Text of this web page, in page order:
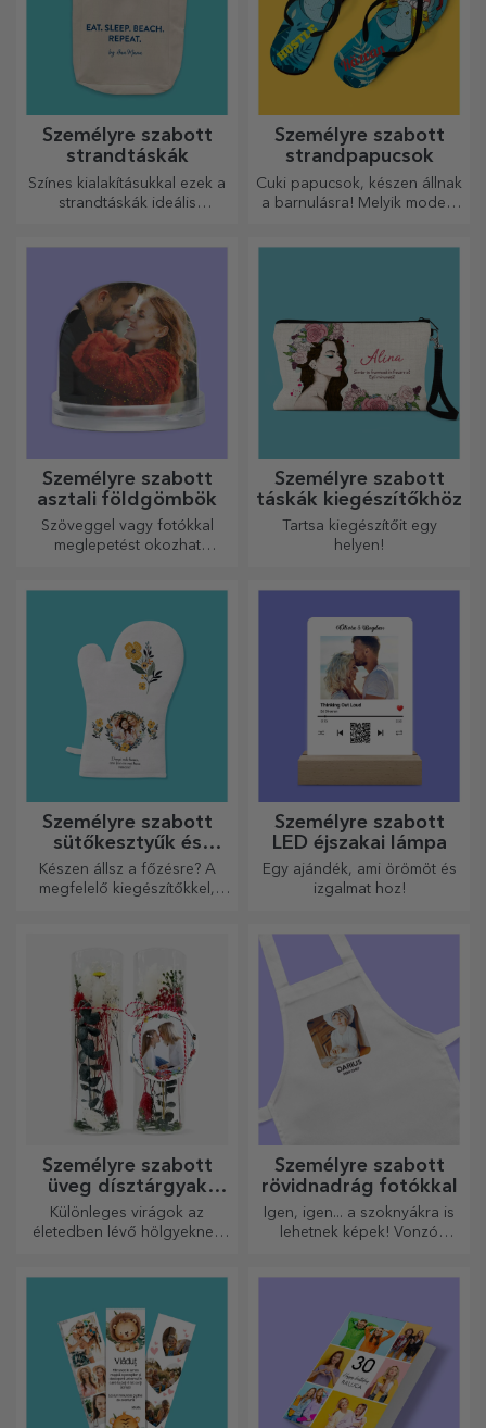
Személyre szabott
strandtáskák
Színes kialakításukkal ezek a
strandtáskák ideális
táskagyűjteményedben.
Személyre szabott
strandpapucsok
Cuki papucsok, készen állnak
a barnulásra! Melyik modellt
Személyre szabott
asztali földgömbök
Szöveggel vagy fotókkal
meglepetést okozhat
Személyre szabott
táskák kiegészítőkhöz
Tartsa kiegészítőit egy
helyen!
Személyre szabott
sütőkesztyűk és
konyhai kiegészítők
Készen állsz a főzésre? A
megfelelő kiegészítőkkel,
Személyre szabott
LED éjszakai lámpa
Egy ajándék, ami örömöt és
izgalmat hoz!
Személyre szabott
üveg dísztárgyak
konzervált virágokkal
Különleges virágok az
életedben lévő hölgyeknek
Személyre szabott
rövidnadrág fotókkal
Igen, igen... a szoknyákra is
lehetnek képek! Vonzó